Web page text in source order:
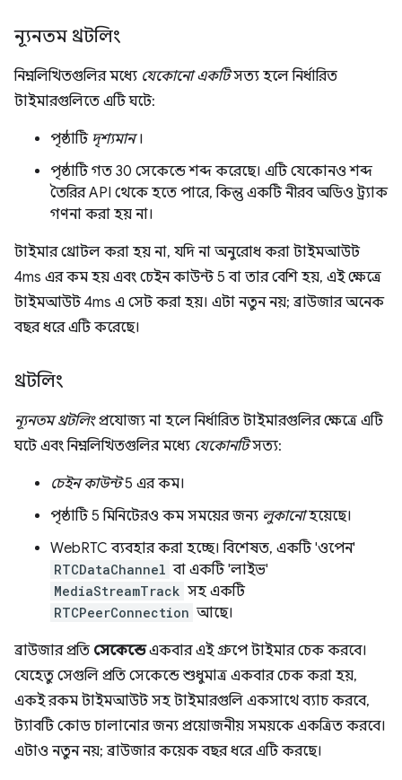
ন্যূনতম থ্রটলিং
নিম্নলিখিতগুলির মধ্যে যেকোনো একটিসত্য হলে নির্ধারিত
টাইমারগুলিতে এটি ঘটে:
পৃষ্ঠাটি দৃশ্যমান।
পৃষ্ঠাটি গত 30 সেকেন্ডে শব্দ করেছে। এটি যেকোনও শব্দ
তৈরির API থেকে হতে পারে, কিন্তু একটি নীরব অডিও ট্র্যাক
গণনা করা হয় না।
টাইমার থ্রোটল করা হয় না, যদি না অনুরোধ করা টাইমআউট
4ms এর কম হয় এবং চেইন কাউন্ট 5 বা তার বেশি হয়, এই ক্ষেত্রে
টাইমআউট 4ms এ সেট করা হয়। এটা নতুন নয়; ব্রাউজার অনেক
বছর ধরে এটি করেছে।
থ্রটলিং
ন্যূনতম থ্রটলিংপ্রযোজ্য না হলে নির্ধারিত টাইমারগুলির ক্ষেত্রে এটি
ঘটে এবং নিম্নলিখিতগুলির মধ্যে যেকোনটিসত্য:
চেইন কাউন্ট5 এর কম।
পৃষ্ঠাটি 5 মিনিটেরও কম সময়ের জন্য লুকানোহয়েছে।
WebRTC ব্যবহার করা হচ্ছে। বিশেষত, একটি 'ওপেন'
RTCDataChannel বা একটি 'লাইভ'
MediaStreamTrack সহ একটি
RTCPeerConnection আছে।
ব্রাউজার প্রতি সেকেন্ডেএকবার এই গ্রুপে টাইমার চেক করবে।
যেহেতু সেগুলি প্রতি সেকেন্ডে শুধুমাত্র একবার চেক করা হয়,
একই রকম টাইমআউট সহ টাইমারগুলি একসাথে ব্যাচ করবে,
ট্যাবটি কোড চালানোর জন্য প্রয়োজনীয় সময়কে একত্রিত করবে।
এটাও নতুন নয়; ব্রাউজার কয়েক বছর ধরে এটি করছে।